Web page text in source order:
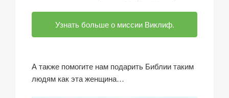
Узнать больше о миссии Виклиф.
А также помогите нам подарить Библии таким
людям как эта женщина…